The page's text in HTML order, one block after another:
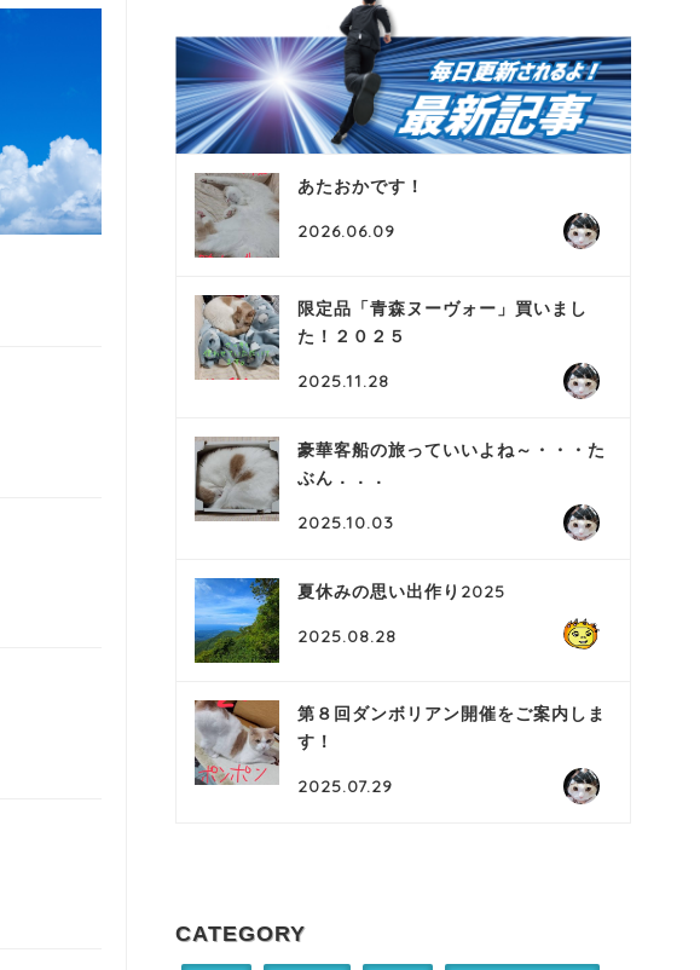
あたおかです！
2026.06.09
限定品「青森ヌーヴォー」買いまし
た！２０２５
2025.11.28
豪華客船の旅っていいよね～・・・た
ぶん．．．
2025.10.03
夏休みの思い出作り2025
2025.08.28
第８回ダンボリアン開催をご案内しま
す！
2025.07.29
CATEGORY